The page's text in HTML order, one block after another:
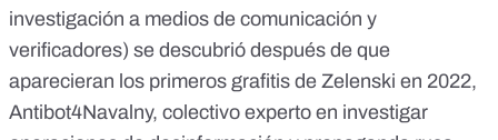
investigación a medios de comunicación y
verificadores) se descubrió después de que
aparecieran los primeros grafitis de Zelenski en 2022,
Antibot4Navalny, colectivo experto en investigar